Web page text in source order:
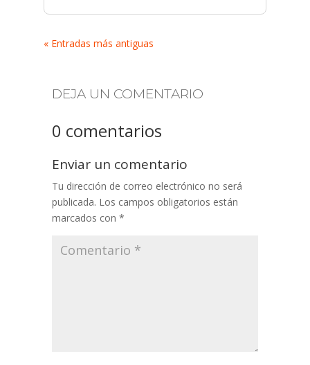
« Entradas más antiguas
DEJA UN COMENTARIO
0 comentarios
Enviar un comentario
Tu dirección de correo electrónico no será
publicada. Los campos obligatorios están
marcados con *